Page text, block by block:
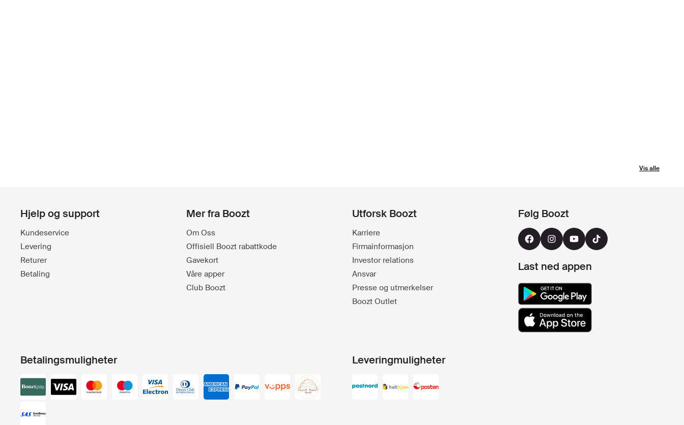
Vis alle
Hjelp og support
Kundeservice
Levering
Returer
Betaling
Mer fra Boozt
Om Oss
Offisiell Boozt rabattkode
Gavekort
Våre apper
Club Boozt
Utforsk Boozt
Karriere
Firmainformasjon
Investor relations
Ansvar
Presse og utmerkelser
Boozt Outlet
Følg Boozt
Last ned appen
Betalingsmuligheter Leveringmuligheter